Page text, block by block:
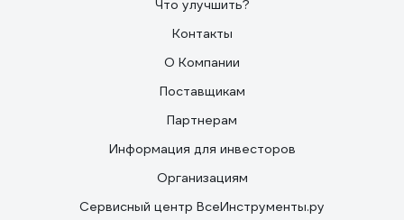
Что улучшить?
Контакты
О Компании
Поставщикам
Партнерам
Информация для инвесторов
Организациям
Сервисный центр ВсеИнструменты.ру